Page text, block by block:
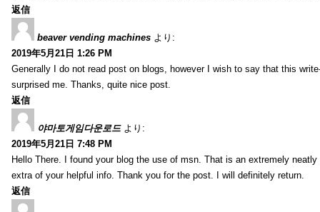
返信
beaver vending machines より:
2019年5月21日 1:26 PM
Generally I do not read post on blogs, however I wish to say that this
surprised me. Thanks, quite nice post.
返信
야마토게임다운로드 より:
2019年5月21日 7:48 PM
Hello There. I found your blog the use of msn. That is an extremely
extra of your helpful info. Thank you for the post. I will definitely return.
返信